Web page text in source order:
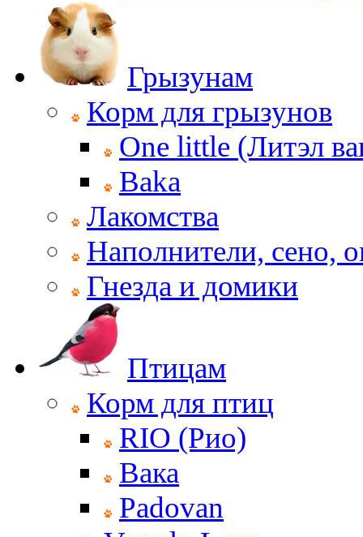
Грызунам
Корм для грызунов
One little (Литэл
Baka
Лакомства
Наполнители, сено,
Гнезда и домики
Птицам
Корм для птиц
RIO (Рио)
Вака
Padovan